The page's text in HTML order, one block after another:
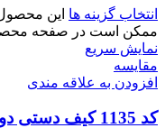
انتخاب گزینه ها این
ممکن است در صفحه
نمایش سریع
مقايسه
افزودن به علاقه مندی
کد 1135 کیف دستی دوشی زنانه آویز منگوله دار